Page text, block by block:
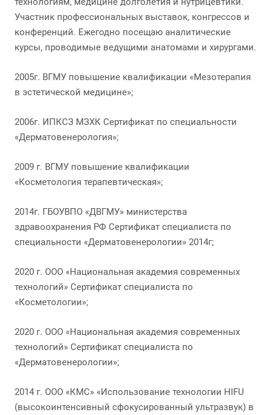
Участник профессиональных выставок, конгрессов и
конференций. Ежегодно посещаю аналитические
курсы, проводимые ведущими анатомами и хирургами.
2005г. ВГМУ повышение квалификации «Мезотерапия
в эстетической медицине»;
2006г. ИПКСЗ МЗХК Сертификат по специальности
«Дерматовенерология»;
2009 г. ВГМУ повышение квалификации
«Косметология терапевтическая»;
2014г. ГБОУВПО «ДВГМУ» министерства
здравоохранения РФ Сертификат специалиста по
специальности «Дерматовенерологии» 2014г;
2020 г. ООО «Национальная академия современных
технологий» Сертификат специалиста по
«Косметологии»;
2020 г. ООО «Национальная академия современных
технологий» Сертификат специалиста по
«Дерматовенерологии»;
2014 г. ООО «КМС» «Использование технологии HIFU
(высокоинтенсивный сфокусированный ультразвук) в